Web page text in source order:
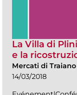
La Villa di
e la
Mercati di
14/03/2018